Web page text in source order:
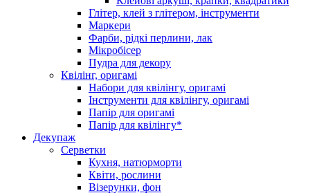
Глітер, клей з глітером, інструменти
Маркери
Фарби, рідкі перлини, лак
Мікробісер
Пудра для декору
Квілінг, оригамі
Набори для квілінгу, оригамі
Інструменти для квілінгу, оригамі
Папір для оригамі
Папір для квілінгу*
Декупаж
Серветки
Кухня, натюрморти
Квіти, рослини
Візерунки, фон